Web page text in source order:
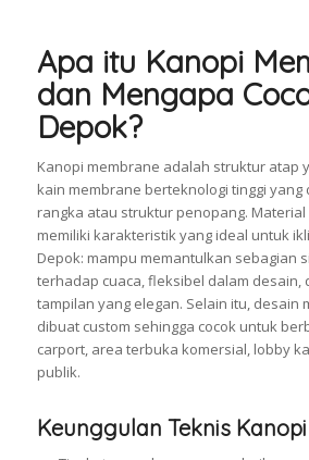
Apa itu Kanopi
dan Mengapa
Depok?
Kanopi membrane adalah struktur atap
kain membrane berteknologi tinggi yang
rangka atau struktur penopang.
memiliki karakteristik yang ideal untuk
Depok: mampu memantulkan sebagian
terhadap cuaca, fleksibel dalam desain,
tampilan yang elegan. Selain itu, desain
dibuat custom sehingga cocok untuk
carport, area terbuka komersial, lobby
publik.
Keunggulan Teknis